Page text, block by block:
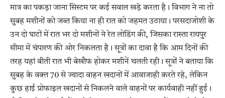
मात्र का पकड़ा जाना सिस्टम पर कई सवाल खड़े करता है। विभाग ने ना तो
सुबह मशीनों को जब्त किया ना ही रात को जहमत उठाया। परसदाजोशी के
उन दो घाटों में रात भर दो मशीनों ने रेत लोडिंग की, जिसका रास्ता रायपुर
सीमा में चंपारण की ओर निकलता है। सूत्रों का दावा है कि आम दिनों की
तरह यहां बीती रात भी बेखौफ होकर मशीनें चलती रही। सूत्रों ने बताया कि
सुबह के वक्त 70 से ज्यादा वाहन खदानों में आवाजाही करते रहे, लेकिन
कुछ हाई प्रोफाइल खदानों से निकलने वाले वाहनों पर कार्यवाही नहीं हुई।